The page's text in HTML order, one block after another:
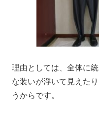
理由としては、全体に
な装いが浮いて見えた
うからです。